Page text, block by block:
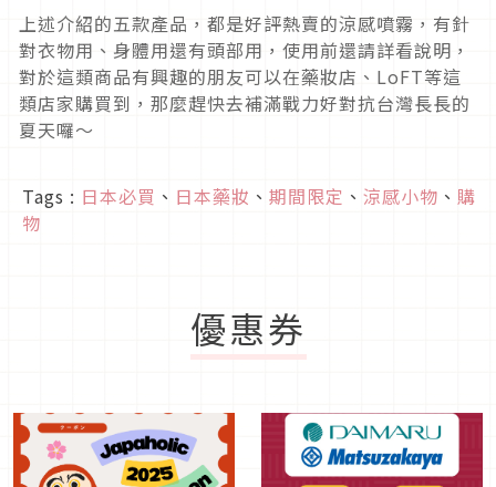
上述介紹的五款產品，都是好評熱賣的涼感噴霧，有針
對衣物用、身體用還有頭部用，使用前還請詳看說明，
對於這類商品有興趣的朋友可以在藥妝店、LoFT等這
類店家購買到，那麼趕快去補滿戰力好對抗台灣長長的
夏天囉～
Tags : 日本必買 、 日本藥妝 、 期間限定 、 涼感小物 、 購
物
優惠券